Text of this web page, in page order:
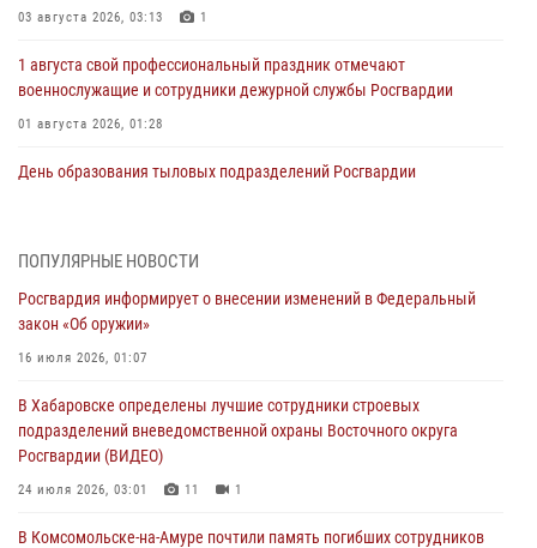
03 августа 2026, 03:13 1
1 августа свой профессиональный праздник отмечают
военнослужащие и сотрудники дежурной службы Росгвардии
01 августа 2026, 01:28
День образования тыловых подразделений Росгвардии
В Управлении Росгвардии по Хабаровскому краю состоялось
избирательного права
31 июля 2026, 03:26
женщине, потерявшей сознание во время массового мероприятия
29 июля 2026, 23:24 2
В Хабаровске продолжается акция «Каникулы с Росгвардией»
ПОПУЛЯРНЫЕ НОВОСТИ
Росгвардия информирует о внесении изменений в Федеральный
закон «Об оружии»
16 июля 2026, 01:07
В Хабаровске определены лучшие сотрудники строевых
подразделений вневедомственной охраны Восточного округа
Росгвардии (ВИДЕО)
24 июля 2026, 03:01 11 1
В Комсомольске-на-Амуре почтили память погибших сотрудников